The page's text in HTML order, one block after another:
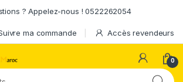
? Appelez-nous ! 0522262054
ma commande Accès revendeurs
0